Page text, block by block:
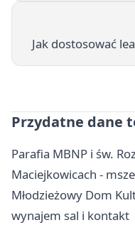
Jak dostosować
Przydatne dane
Parafia MBNP i św.
Maciejkowicach -
Młodzieżowy Dom
wynajem sal i kontakt